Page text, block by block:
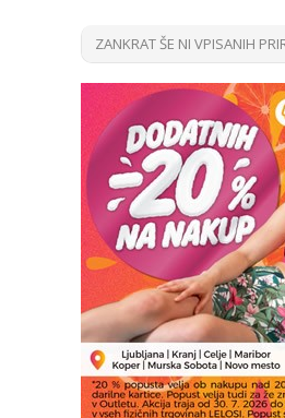
ZANKRAT ŠE NI VPISANIH